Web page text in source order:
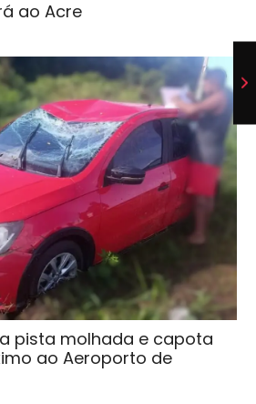
ao Acre
pista molhada e capota
ao Aeroporto de